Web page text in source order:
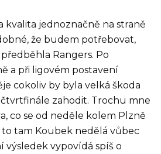
kvalita jednoznačně na straně
že budem potřebovat,
Rangers. Po
a při ligovém postavení
cokoliv by byla velká škoda
čtvrtfinále zahodit. Trochu mne
co se od neděle kolem Plzně
to tam Koubek nedělá vůbec
výsledek vypovídá spíš o